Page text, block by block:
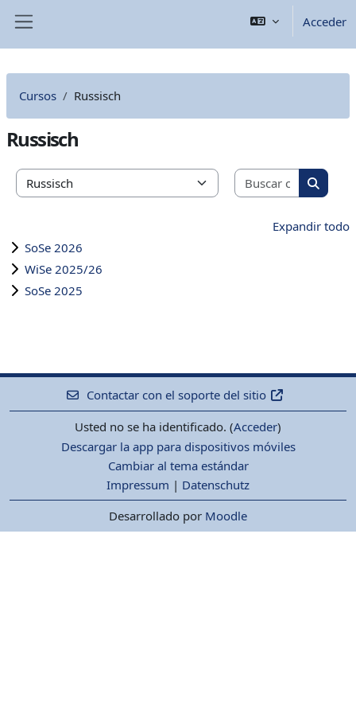
Acceder
Cursos Russisch
Russisch
Categorías
Buscar
Buscar
Expandir todo
SoSe 2026
WiSe 2025/26
SoSe 2025
Contactar con el soporte del sitio
Usted no se ha identificado. (Acceder)
Descargar la app para dispositivos móviles
Cambiar al tema estándar
Impressum | Datenschutz
Desarrollado por Moodle